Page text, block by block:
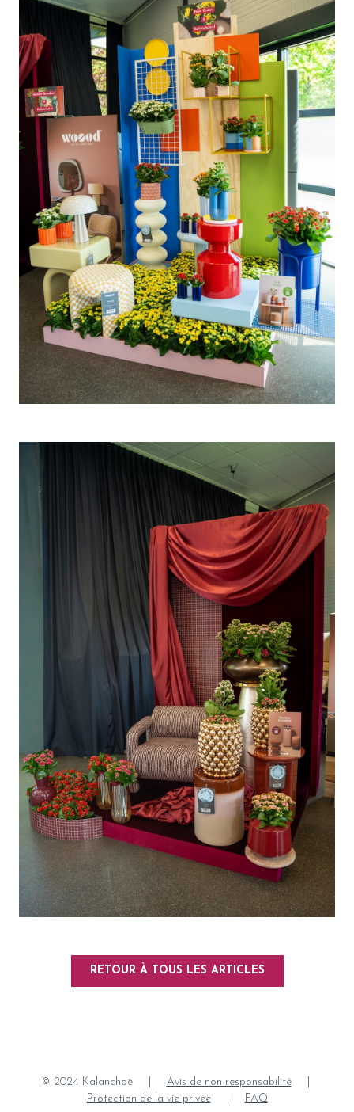
RETOUR À TOUS LES ARTICLES
© 2024 Kalanchoë Avis de non-responsabilité
Protection de la vie privée
FAQ